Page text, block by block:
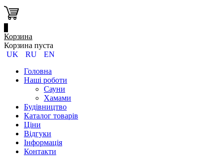
Корзина
Корзина пуста
UK
RU
EN
Головна
Наші роботи
Сауни
Хамами
Будівництво
Каталог товарів
Ціни
Відгуки
Інформація
Контакти